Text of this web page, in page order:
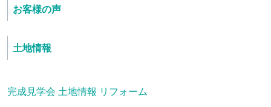
お客様の声
土地情報
完成見学会 土地情報 リフォーム